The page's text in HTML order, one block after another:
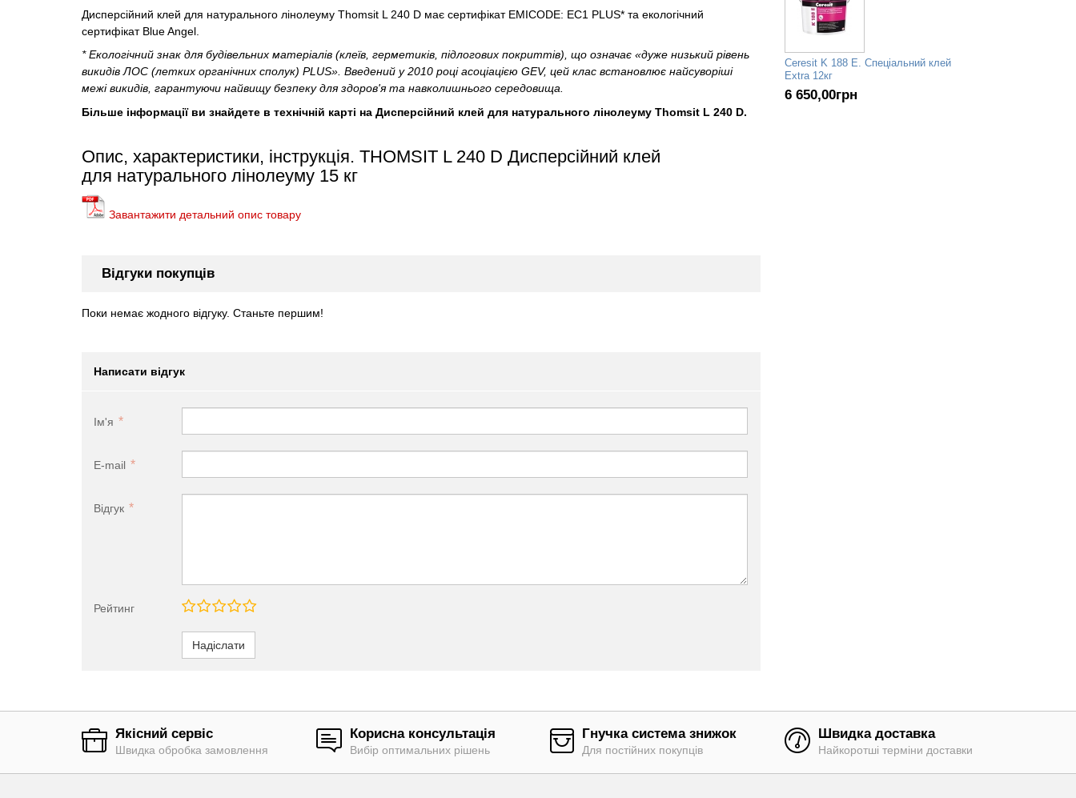
Дисперсійний клей для натурального лінолеуму Thomsit L 240 D має сертифікат EMICODE: EC1 PLUS* та екологічний
сертифікат Blue Angel.
* Екологічний знак для будівельних матеріалів (клеїв, герметиків, підлогових покриттів), що означає «дуже низький рівень
викидів ЛОС (летких органічних сполук) PLUS». Введений у 2010 році асоціацією GEV, цей клас встановлює найсуворіші
межі викидів, гарантуючи найвищу безпеку для здоров'я та навколишнього середовища.
Більше інформації ви знайдете в технічній карті на Дисперсійний клей для натурального лінолеуму Thomsit L 240 D.
Опис, характеристики, інструкція. THOMSIT L 240 D Дисперсійний клей
для натурального лінолеуму 15 кг
Завантажити детальний опис товару
Відгуки покупців
Поки немає жодного відгуку. Станьте першим!
Написати відгук
Ім'я
E-mail
Відгук
Рейтинг
Надіслати
Ceresit K 188 E. Спеціальний клей
Extra 12кг
6 650,00грн
Якісний сервіс
Швидка обробка замовлення
Корисна консультація
Вибір оптимальних рішень
Гнучка система знижок
Для постійних покупців
Швидка доставка
Найкоротші терміни доставки